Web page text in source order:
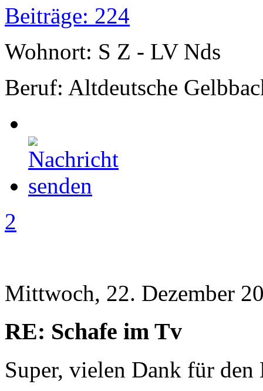
Beiträge: 224
Wohnort: S Z - LV Nds
Beruf: Altdeutsche
2
Mittwoch, 22. Dezember
RE: Schafe im Tv
Super, vielen Dank für